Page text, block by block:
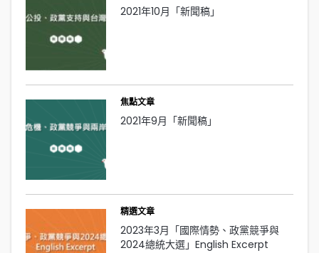
2021年10月「新聞稿」
焦點文章
2021年9月「新聞稿」
精選文章
2023年3月「國際情勢、政黨競爭與
2024總統大選」English Excerpt